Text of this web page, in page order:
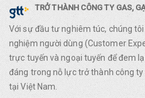
TRỞ THÀNH CÔNG TY GAS,
Với sự đầu tư nghiêm túc, chúng
nghiệm người dùng (Customer
trực tuyến và ngoại tuyến để đem
đáng trong nỗ lực trở thành công ty
tại Việt Nam.